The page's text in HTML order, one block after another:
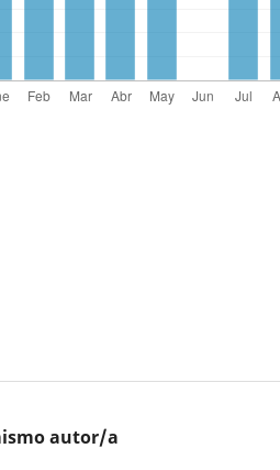
autor/a